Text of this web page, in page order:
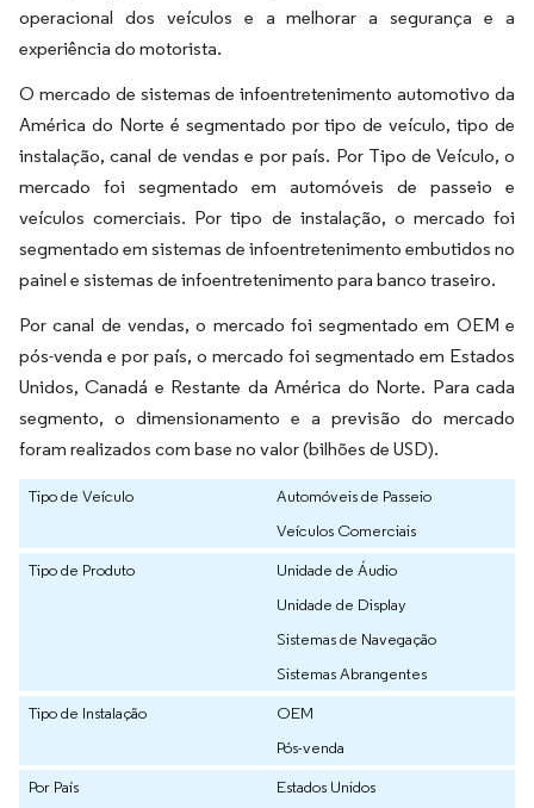
operacional dos veículos e a melhorar a segurança e a
experiência do motorista.
O mercado de sistemas de infoentretenimento automotivo da
América do Norte é segmentado por tipo de veículo, tipo de
instalação, canal de vendas e por país. Por Tipo de Veículo, o
mercado foi segmentado em automóveis de passeio e
veículos comerciais. Por tipo de instalação, o mercado foi
segmentado em sistemas de infoentretenimento embutidos no
painel e sistemas de infoentretenimento para banco traseiro.
Por canal de vendas, o mercado foi segmentado em OEM e
pós-venda e por país, o mercado foi segmentado em Estados
Unidos, Canadá e Restante da América do Norte. Para cada
segmento, o dimensionamento e a previsão do mercado
foram realizados com base no valor (bilhões de USD).
Tipo de Veículo
Automóveis de Passeio
Veículos Comerciais
Tipo de Produto
Unidade de Áudio
Unidade de Display
Sistemas de Navegação
Sistemas Abrangentes
Tipo de Instalação
OEM
Pós-venda
Por País
Estados Unidos